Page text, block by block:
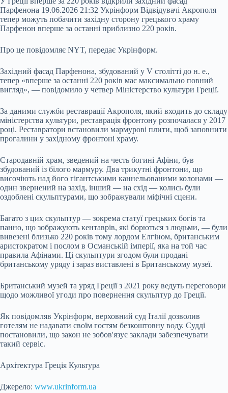
Парфенона 19.06.2026 21:32 Укрінформ Відвідувачі Акрополя
тепер можуть побачити західну сторону грецького храму
Парфенон вперше за останні приблизно 220 років.
Про це повідомляє NYT, передає Укрінформ.
Західний фасад Парфенона, збудований у V столітті до н. е.,
тепер «вперше за останні 220 років має максимально повний
вигляд», — повідомило у четвер Міністерство культури Греції.
За даними служби реставрації Акрополя, який входить до складу
міністерства культури, реставрація фронтону розпочалася у 2017
році. Реставратори встановили мармурові плити, щоб заповнити
прогалини у західному фронтоні храму.
Стародавній храм, зведений на честь богині Афіни, був
збудований із білого мармуру. Два трикутні фронтони, що
височіють над його гігантськими каннельованими колонами —
один звернений на захід, інший — на схід — колись були
оздоблені скульптурами, що зображували міфічні сцени.
Багато з цих скульптур — зокрема статуї грецьких богів та
панно, що зображують кентаврів, які борються з людьми, — були
вивезені близько 220 років тому лордом Елгіном, британським
аристократом і послом в Османській імперії, яка на той час
правила Афінами. Ці скульптури згодом були продані
британському уряду і зараз виставлені в Британському музеї.
Британський музей та уряд Греції з 2021 року ведуть переговори
щодо можливої угоди про повернення скульптур до Греції.
Як повідомляв Укрінформ, верховний суд Італії дозволив
готелям не надавати своїм гостям безкоштовну воду. Судді
постановили, що закон не зобов'язує заклади забезпечувати
такий сервіс.
Архітектура Греція Культура
Джерело: www.ukrinform.ua